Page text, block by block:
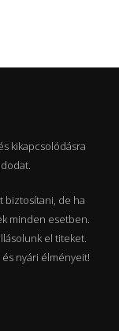
kikapcsolódásra
biztosítani, de ha
minden esetben.
el titeket.
nyári élményeit!